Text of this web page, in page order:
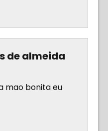
de almeida
mao bonita eu